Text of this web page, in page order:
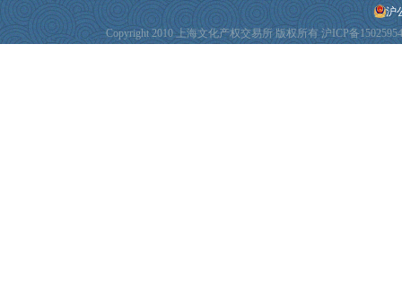
沪
Copyright 2010 上海文化产权交易所 版权所有沪ICP备